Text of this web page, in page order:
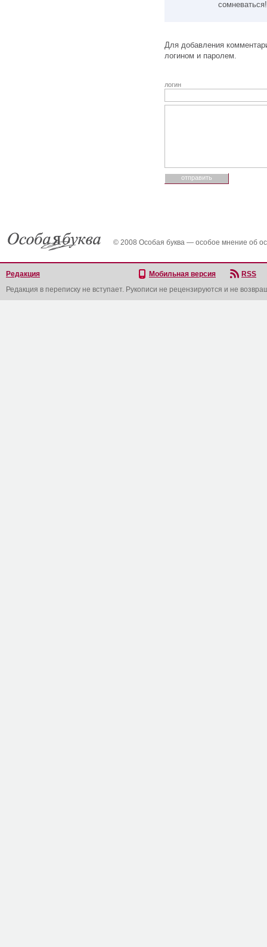
сомневаться!
Для добавления
логином и паролем.
логин
© 2008 Особая буква — особое мнение об
Редакция Мобильная версия
RSS
Редакция в переписку не вступает. Рукописи не рецензируются и не